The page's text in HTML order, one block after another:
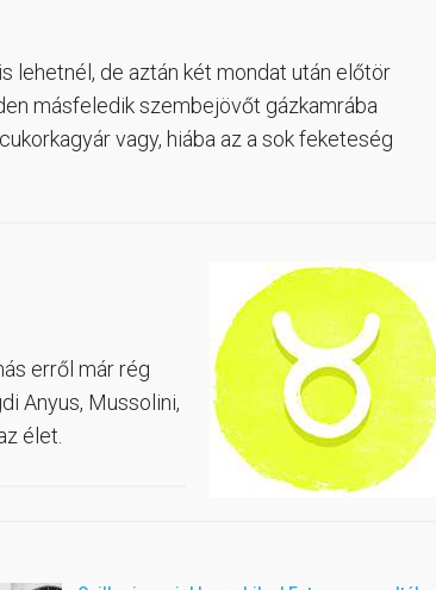
lehetnél, de aztán két mondat után előtör
másfeledik szembejövőt gázkamrába
vagy, hiába az a sok feketeség
erről már rég
Anyus, Mussolini,
élet.